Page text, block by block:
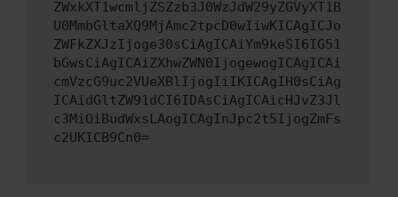
ZWxkXT1wcmljZSZzb3J0WzJdW29yZGVyXT1B
U0MmbGltaXQ9MjAmc2tpcD0wIiwKICAgICJo
ZWFkZXJzIjoge30sCiAgICAiYm9keSI6IG51
bGwsCiAgICAiZXhwZWN0IjogewogICAgICAi
cmVzcG9uc2VUeXBlIjogIiIKICAgIH0sCiAg
ICAidGltZW91dCI6IDAsCiAgICAicHJvZ3Jl
c3MiOiBudWxsLAogICAgInJpc2t5IjogZmFs
c2UKICB9Cn0=